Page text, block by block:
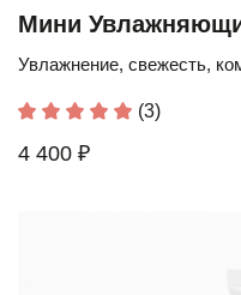
Мини
Увлажнение, свежесть,
(3)
4 400 ₽